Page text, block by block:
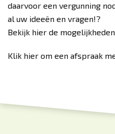
daarvoor een vergunning
al uw ideeën en vragen!?
Bekijk hier de mogelijkheden
Klik hier om een afspraak